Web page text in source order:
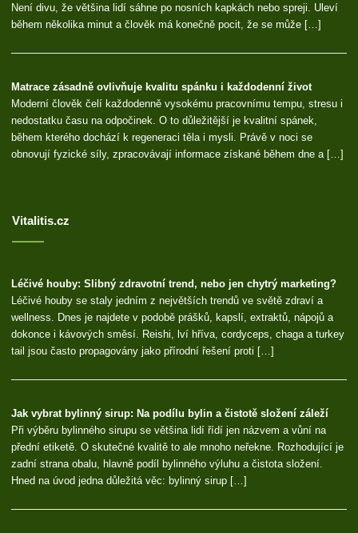
Není divu, že většina lidí sáhne po nosních kapkách nebo spreji. Uleví
během několika minut a člověk má konečně pocit, že se může […]
Matrace zásadně ovlivňuje kvalitu spánku i každodenní život
Moderní člověk čelí každodenně vysokému pracovnímu tempu, stresu i
nedostatku času na odpočinek. O to důležitější je kvalitní spánek,
během kterého dochází k regeneraci těla i mysli. Právě v noci se
obnovují fyzické síly, zpracovávají informace získané během dne a […]
Vitalitis.cz
Léčivé houby: Slibný zdravotní trend, nebo jen chytrý marketing?
Léčivé houby se staly jedním z největších trendů ve světě zdraví a
wellness. Dnes je najdete v podobě prášků, kapslí, extraktů, nápojů a
dokonce i kávových směsí. Reishi, lví hříva, cordyceps, chaga a turkey
tail jsou často propagovány jako přírodní řešení proti […]
Jak vybrat bylinný sirup: Na podílu bylin a čistotě složení záleží
Při výběru bylinného sirupu se většina lidí řídí jen názvem a vůní na
přední etiketě. O skutečné kvalitě to ale mnoho neřekne. Rozhodující je
zadní strana obalu, hlavně podíl bylinného výluhu a čistota složení.
Hned na úvod jedna důležitá věc: bylinný sirup […]